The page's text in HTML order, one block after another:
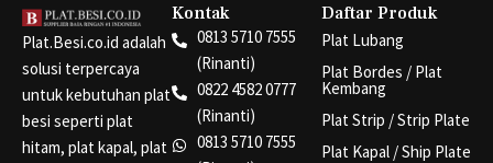
Plat.Besi.co.id adalah
solusi terpercaya
untuk kebutuhan plat
besi seperti plat
hitam, plat kapal, plat
Kontak
0813 5710 7555
(Rinanti)
0822 4582 0777
(Rinanti)
0813 5710 7555
Daftar Produk
Plat Lubang
Plat Bordes / Plat
Kembang
Plat Strip / Strip Plate
Plat Kapal / Ship Plate